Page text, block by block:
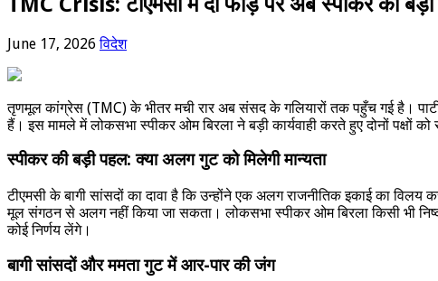
June 17, 2026 विदेश
तृणमूल कांग्रेस (TMC) के भीतर मची रार अब संसद के गलियारों तक पहुँच गई है।
हैं। इस मामले में लोकसभा स्पीकर ओम बिरला ने बड़ी कार्यवाही करते हुए दोनों पक्षों
स्पीकर की बड़ी पहल: क्या अलग गुट को मिलेगी मान्यता
टीएमसी के बागी सांसदों का दावा है कि उन्होंने एक अलग राजनीतिक इकाई का विलय
मूल संगठन से अलग नहीं किया जा सकता। लोकसभा स्पीकर ओम बिरला किसी भी
कोई निर्णय लेंगे।
बागी सांसदों और ममता गुट में आर-पार की जंग